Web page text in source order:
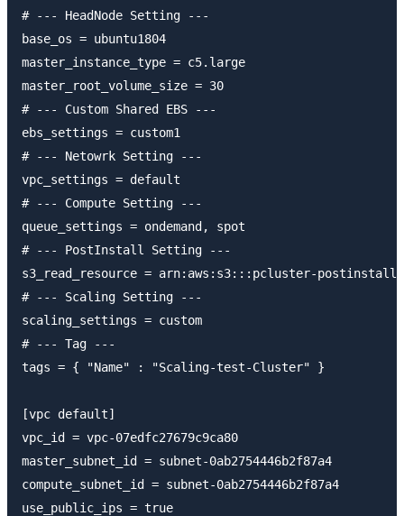
# --- HeadNode Setting ---
base_os = ubuntu1804
master_instance_type = c5.large
master_root_volume_size = 30
# --- Custom Shared EBS ---
ebs_settings = custom1
# --- Netowrk Setting ---
vpc_settings = default
# --- Compute Setting ---
queue_settings = ondemand, spot
# --- PostInstall Setting ---
s3_read_resource = arn:aws:s3:::pcluster-
# --- Scaling Setting ---
scaling_settings = custom
# --- Tag ---
tags = { "Name" : "Scaling-test-Cluster" }
[vpc default]
vpc_id = vpc-07edfc27679c9ca80
master_subnet_id = subnet-0ab2754446b2f87a4
compute_subnet_id = subnet-0ab2754446b2f87a4
use_public_ips = true